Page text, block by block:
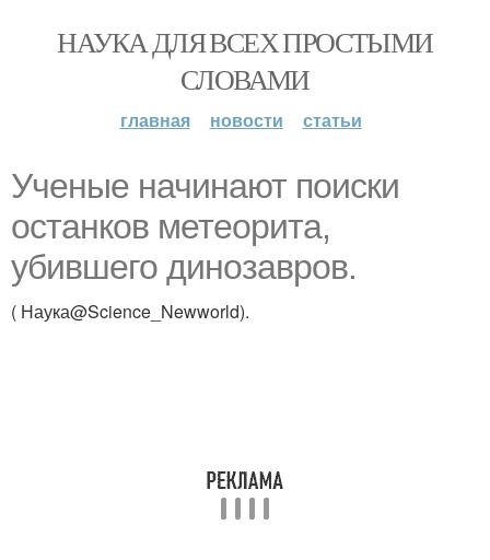
НАУКА ДЛЯ ВСЕХ ПРОСТЫМИ
СЛОВАМИ
главная новости статьи
Ученые начинают поиски
останков метеорита,
убившего динозавров.
( Наука@Science_Newworld).